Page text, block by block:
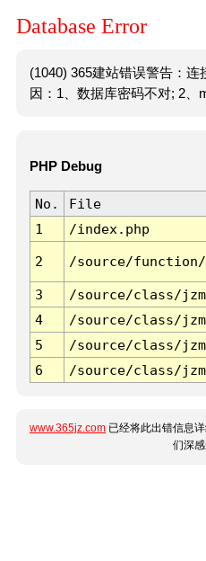
Database Error
(1040) 365建站错误警告：
因：1、数据库密码不对; 2、
PHP Debug
No. File
1
/index.php
2 /source/function/
3 /source/class/
4
/source/class/
5
/source/class/
6
/source/class/
www.365jz.com 已经将此出错信息
们深